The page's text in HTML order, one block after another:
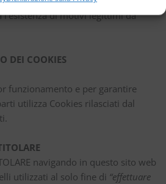
di motivi legittimi da
DEI COOKIES
funzionamento e per garantire
utilizza Cookies rilasciati dal
navigando in questo sito web
utilizzati al solo fine di “effettuare